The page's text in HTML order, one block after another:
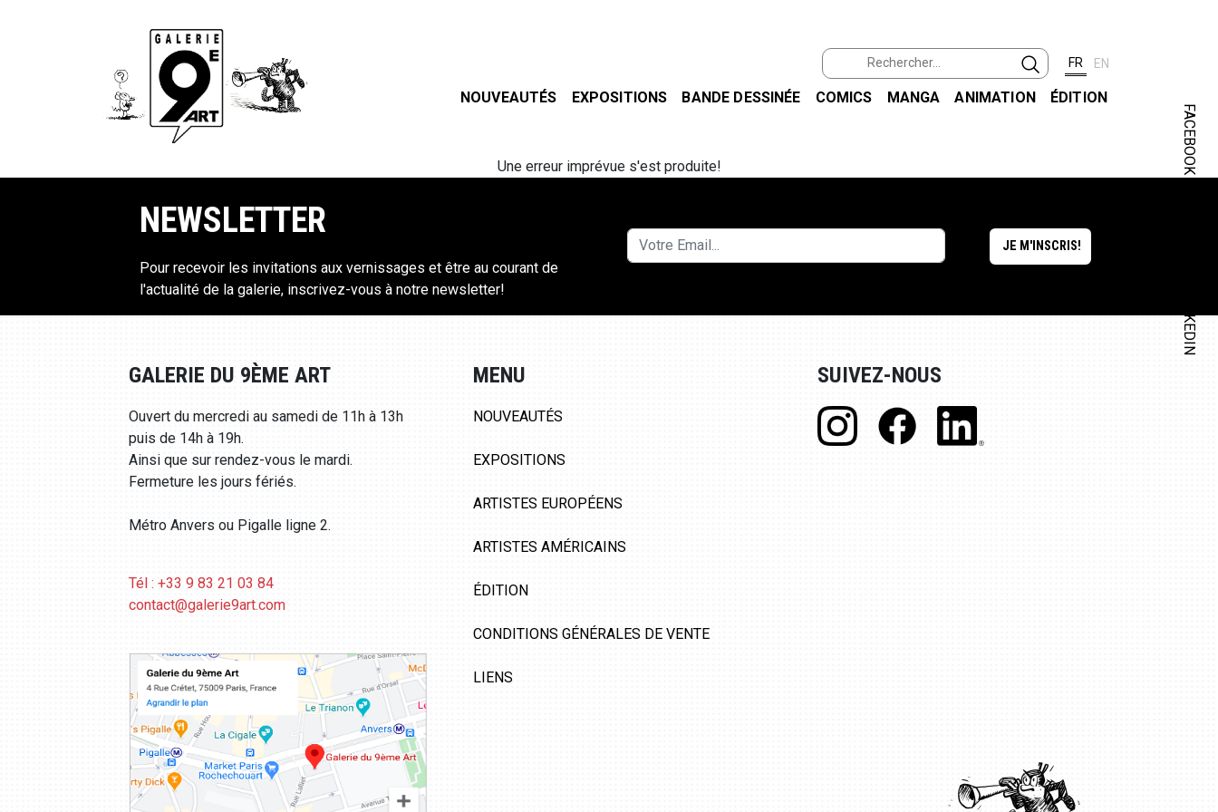
FR EN
NOUVEAUTÉS EXPOSITIONS BANDE DESSINÉE COMICS MANGA ANIMATION ÉDITION
FACEBOOK
LINKEDIN
Une erreur imprévue s'est produite!
NEWSLETTER
Pour recevoir les invitations aux vernissages et être au courant de
l'actualité de la galerie, inscrivez-vous à notre newsletter!
GALERIE DU 9ÈME ART
Ouvert du mercredi au samedi de 11h à 13h
puis de 14h à 19h.
Ainsi que sur rendez-vous le mardi.
Fermeture les jours fériés.
Métro Anvers ou Pigalle ligne 2.
Tél : +33 9 83 21 03 84
contact@galerie9art.com
MENU
NOUVEAUTÉS
EXPOSITIONS
ARTISTES EUROPÉENS
ARTISTES AMÉRICAINS
ÉDITION
CONDITIONS GÉNÉRALES DE VENTE
LIENS
SUIVEZ-NOUS